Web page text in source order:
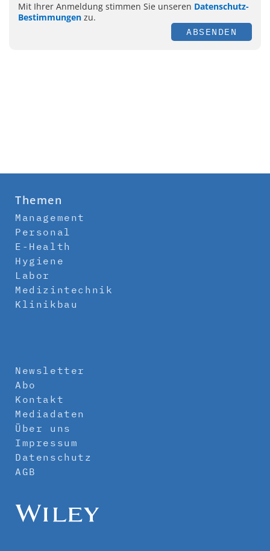
Mit Ihrer Anmeldung stimmen Sie unseren Datenschutz-
Bestimmungen zu.
ABSENDEN
Themen
Management
Personal
E-Health
Hygiene
Labor
Medizintechnik
Klinikbau
Newsletter
Abo
Kontakt
Mediadaten
Über uns
Impressum
Datenschutz
AGB